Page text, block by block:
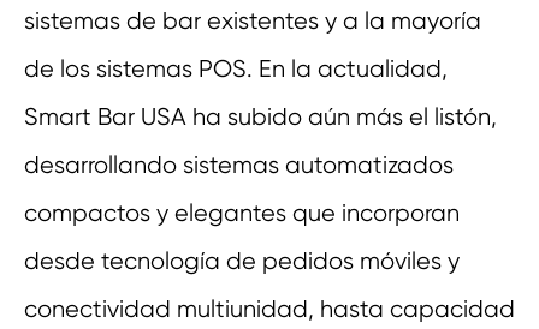
sistemas de bar existentes y a la mayoría
de los sistemas POS. En la actualidad,
Smart Bar USA ha subido aún más el listón,
desarrollando sistemas automatizados
compactos y elegantes que incorporan
desde tecnología de pedidos móviles y
conectividad multiunidad, hasta capacidad